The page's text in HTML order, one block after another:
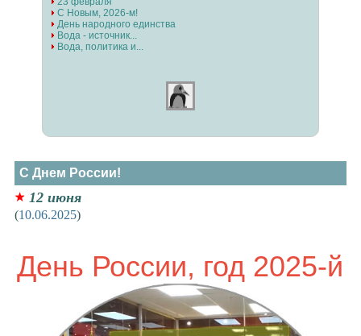
С Новым, 2026-м!
День народного единства
Вода - источник...
Вода, политика и...
С Днем России!
12 июня
(10.06.2025)
День России, год 2025-й